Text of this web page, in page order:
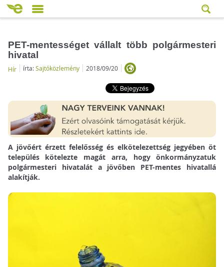
PET-mentességet vállalt több polgármesteri
hivatal
Hír írta:Sajtóközlemény 2018/09/20
A jövőért érzett felelősség és elkötelezettség jegyében öt
település kötelezte magát arra, hogy önkormányzatuk
polgármesteri hivatalát a jövőben PET-mentes hivatallá
alakítják.